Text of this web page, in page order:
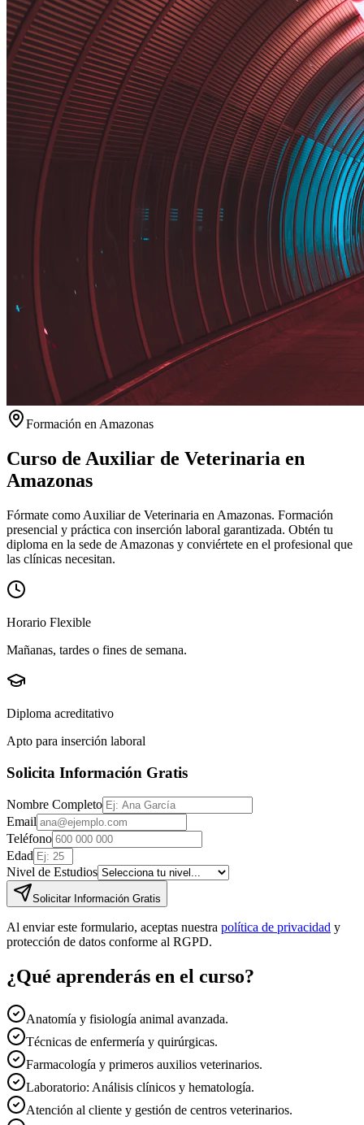
Formación en Amazonas
Curso de Auxiliar de Veterinaria en
Amazonas
Fórmate como Auxiliar de Veterinaria en Amazonas. Formación
presencial y práctica con inserción laboral garantizada. Obtén tu
diploma en la sede de Amazonas y conviértete en el profesional que
las clínicas necesitan.
Horario Flexible
Mañanas, tardes o fines de semana.
Diploma acreditativo
Apto para inserción laboral
Solicita Información Gratis
Nombre Completo
Email
Teléfono
Edad
Nivel de Estudios
Solicitar Información Gratis
Al enviar este formulario, aceptas nuestra política de privacidad y
protección de datos conforme al RGPD.
¿Qué aprenderás en el curso?
Anatomía y fisiología animal avanzada.
Técnicas de enfermería y quirúrgicas.
Farmacología y primeros auxilios veterinarios.
Laboratorio: Análisis clínicos y hematología.
Atención al cliente y gestión de centros veterinarios.